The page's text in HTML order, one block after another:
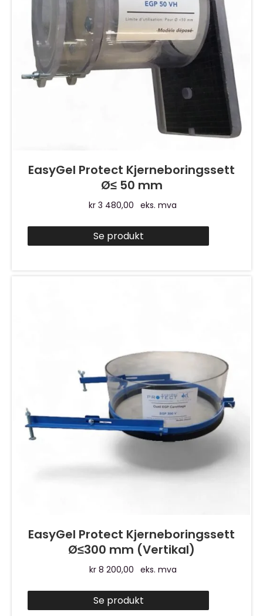
EasyGel Protect Kjerneboringssett
Ø≤ 50 mm
kr 3 480,00 eks. mva
Se produkt
EasyGel Protect Kjerneboringssett
Ø≤300 mm (Vertikal)
kr8 200,00 eks. mva
Se produkt